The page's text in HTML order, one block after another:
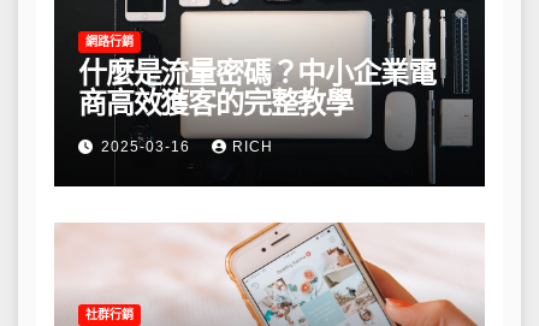
網路行銷
什麼是流量密碼？中小企業電
商高效獲客的完整教學
2025-03-16 RICH
社群行銷